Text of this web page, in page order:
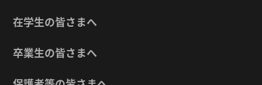
在学生の皆さまへ
卒業生の皆さまへ